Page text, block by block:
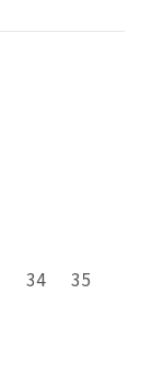
34
35